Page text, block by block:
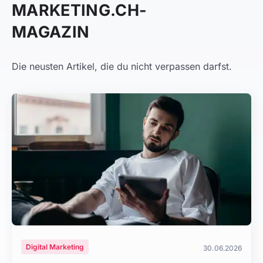
MARKETING.CH-
MAGAZIN
Die neusten Artikel, die du nicht verpassen darfst.
Digital Marketing 30.06.2026